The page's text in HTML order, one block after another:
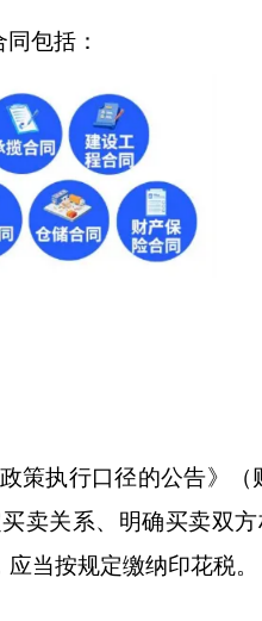
包括：
策执行口径的公告》（
卖关系、明确买卖双
当按规定缴纳印花税。